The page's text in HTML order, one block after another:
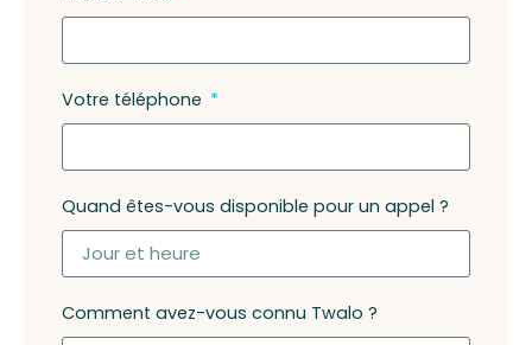
Votre téléphone
Quand êtes-vous disponible pour un appel ?
Comment avez-vous connu Twalo ?